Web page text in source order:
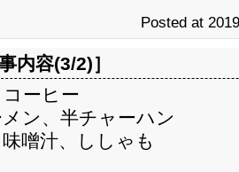
Posted at
内容(3/2)］
ーヒー
ン、半チャーハン
噌汁、ししゃも